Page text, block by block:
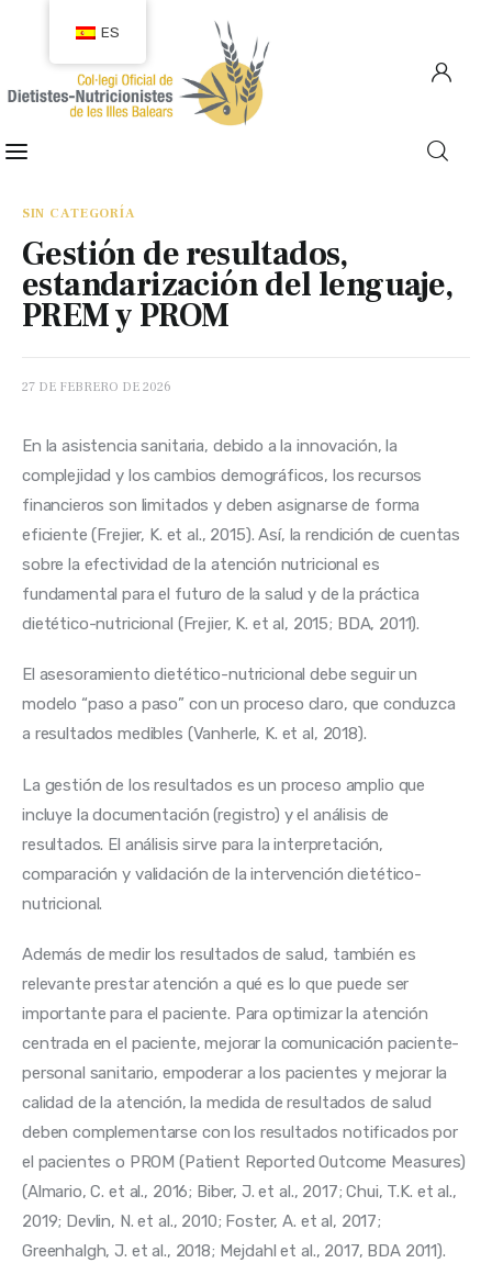
COLEGIADOS
EMPLEO
CIUDADANÍA
RECURSOS
TRANSPARENCIA
SIN CATEGORÍA
Gestión de resultados,
estandarización del lenguaje,
PREM y PROM
27 DE FEBRERO DE 2026
En la asistencia sanitaria, debido a la innovación, la
complejidad y los cambios demográficos, los recursos
financieros son limitados y deben asignarse de forma
eficiente (Frejier, K. et al., 2015). Así, la rendición de cuentas
sobre la efectividad de la atención nutricional es
fundamental para el futuro de la salud y de la práctica
dietético-nutricional (Frejier, K. et al, 2015; BDA, 2011).
El asesoramiento dietético-nutricional debe seguir un
modelo “paso a paso” con un proceso claro, que conduzca
a resultados medibles (Vanherle, K. et al, 2018).
La gestión de los resultados es un proceso amplio que
incluye la documentación (registro) y el análisis de
resultados. El análisis sirve para la interpretación,
comparación y validación de la intervención dietético-
nutricional.
Además de medir los resultados de salud, también es
relevante prestar atención a qué es lo que puede ser
importante para el paciente. Para optimizar la atención
centrada en el paciente, mejorar la comunicación paciente-
personal sanitario, empoderar a los pacientes y mejorar la
calidad de la atención, la medida de resultados de salud
deben complementarse con los resultados notificados por
el pacientes o PROM (Patient Reported Outcome Measures)
(Almario, C. et al., 2016; Biber, J. et al., 2017; Chui, T.K. et al.,
2019; Devlin, N. et al., 2010; Foster, A. et al, 2017;
Greenhalgh, J. et al., 2018; Mejdahl et al., 2017, BDA 2011).
ES